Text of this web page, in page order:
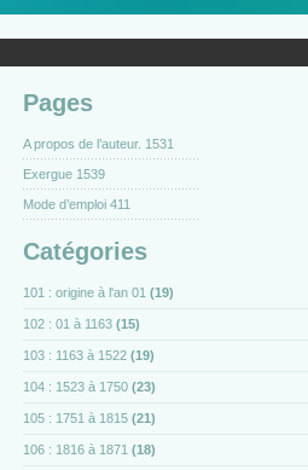
Pages
A propos de l’auteur. 1531
Exergue 1539
Mode d’emploi 411
Catégories
101 : origine à l'an 01 (19)
102 : 01 à 1163 (15)
103 : 1163 à 1522 (19)
104 : 1523 à 1750 (23)
105 : 1751 à 1815 (21)
106 : 1816 à 1871 (18)